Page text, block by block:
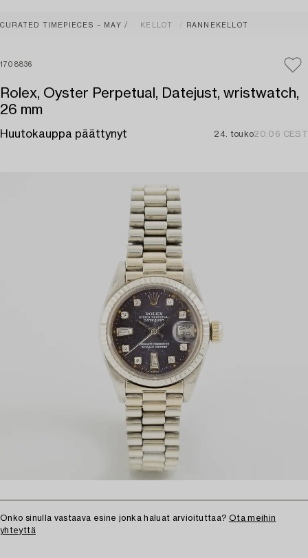
CURATED TIMEPIECES – MAY KELLOT RANNEKELLOT
1708836
Rolex, Oyster Perpetual, Datejust, wristwatch,
26 mm
Huutokauppa päättynyt 24. touko20:06 CEST
Onko sinulla vastaava esine jonka haluat arvioituttaa? Ota meihin
yhteyttä